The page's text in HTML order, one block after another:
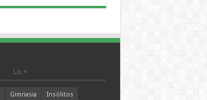
Lo +
Gimnasia
Insólitos